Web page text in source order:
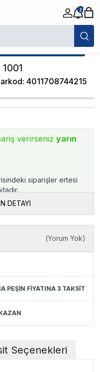
2
yetkili satıcısıdır.
: 4011708744215
verirseniz yarın
siparişler ertesi
DETAYI
(Yorum Yok)
PEŞİN FİYATINA 3 TAKSİT
Seçenekleri